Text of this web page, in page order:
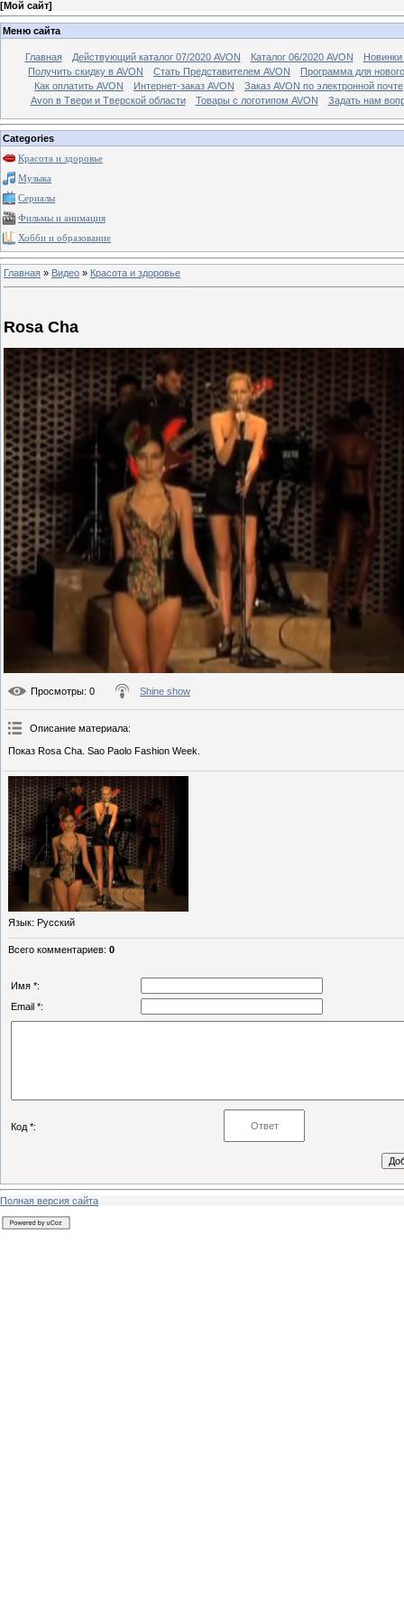
[Мой сайт]
Меню сайта
Главная Действующий каталог 07/2020 AVON Каталог 06/2020 AVON
Новинки
Получить скидку в AVON
Стать Представителем AVON
Программа для
Как оплатить AVON
Интернет-заказ AVON
Заказ AVON по электронной почте
Avon в Твери и Тверской области
Товары с логотипом AVON Задать нам
Categories
Красота и здоровье
Музыка
Сериалы
Фильмы и анимация
Хобби и образование
Главная » Видео » Красота и здоровье
Rosa Cha
Просмотры: 0 Shine show
Описание материала:
Показ Rosa Cha. Sao Paolo Fashion Week.
Язык: Русский
Всего комментариев: 0
Имя *:
Email *:
Код *:
Полная версия сайта